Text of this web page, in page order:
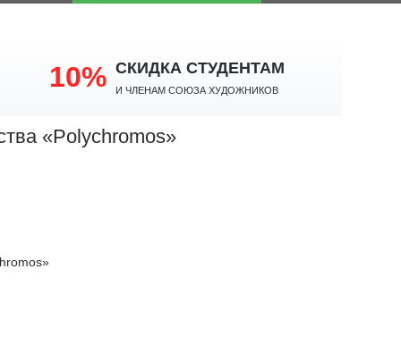
10% СКИДКА СТУДЕНТАМ
И членам Союза Художников
«Polychromos»